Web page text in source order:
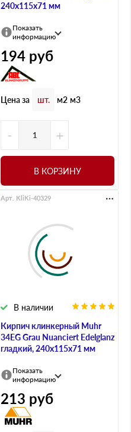
240х115х71 мм
Показать
информацию
194 руб
Цена за шт. м2 м3
- +
В КОРЗИНУ
Кирпич клинкерный Muhr
34EG Grau Nuanciert Edelglanz
гладкий, 240х115х71 мм
В наличии
Арт. KliKi-40329
Показать
информацию
213 руб